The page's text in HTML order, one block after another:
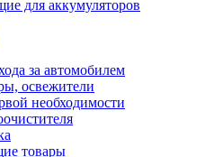
для аккумуляторов
за автомобилем
освежители
необходимости
товары